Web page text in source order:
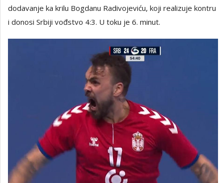
dodavanje ka krilu Bogdanu Radivojeviću, koji realizuje kontru
i donosi Srbiji vođstvo 4:3. U toku je 6. minut.